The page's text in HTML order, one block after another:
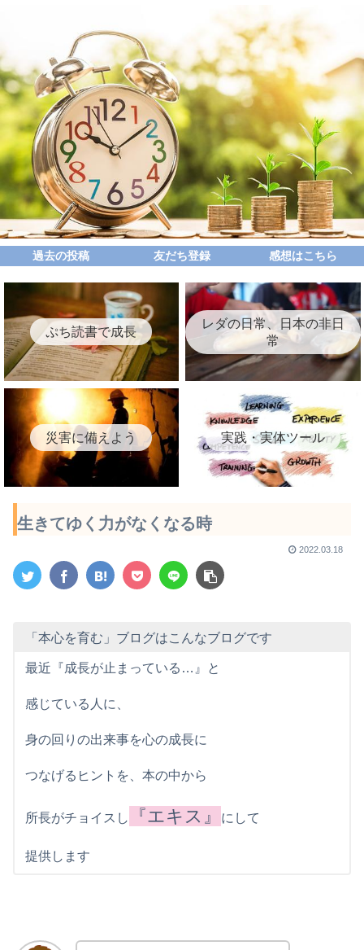
過去の投稿 友だち登録 感想はこちら
ぷち読書で成長
レダの日常、日本の非日
常
災害に備えよう 実践・実体ツール
生きてゆく力がなくなる時
2022.03.18
「本心を育む」ブログはこんなブログです
最近『成長が止まっている…』と
感じている人に、
身の回りの出来事を心の成長に
つなげるヒントを、本の中から
所長がチョイスし 『エキス』 にして
提供します